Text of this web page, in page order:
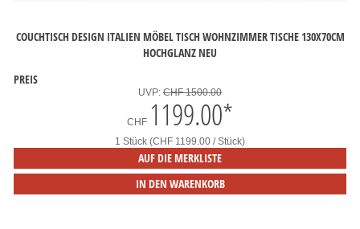
COUCHTISCH DESIGN ITALIEN MÖBEL TISCH WOHNZIMMER TISCHE 130X70CM
HOCHGLANZ NEU
PREIS
UVP: CHF 1500.00
CHF 1199.00*
1 Stück (CHF 1199.00 / Stück)
AUF DIE MERKLISTE
IN DEN WARENKORB